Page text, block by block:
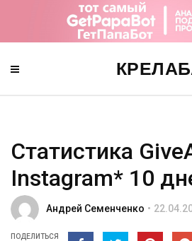
Статистика
Instagram* 10
Андрей Семенченко
ПОДЕЛИТЬСЯ